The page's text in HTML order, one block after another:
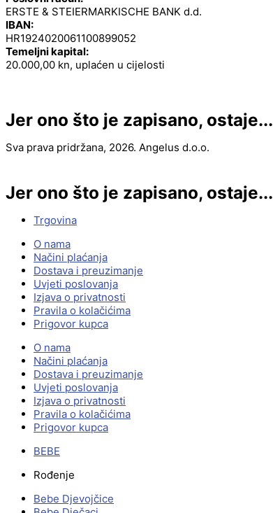
ERSTE & STEIERMARKISCHE BANK d.d.
IBAN:
HR1924020061100899052
Temeljni kapital:
20.000,00 kn, uplaćen u cijelosti
Jer ono što je zapisano, ostaje...
Sva prava pridržana, 2026. Angelus d.o.o.
Jer ono što je zapisano, ostaje...
Trgovina
O nama
Načini plaćanja
Dostava i preuzimanje
Uvjeti poslovanja
Izjava o privatnosti
Pravila o kolačićima
Prigovor kupca
O nama
Načini plaćanja
Dostava i preuzimanje
Uvjeti poslovanja
Izjava o privatnosti
Pravila o kolačićima
Prigovor kupca
BEBE
Rođenje
Bebe Djevojčice